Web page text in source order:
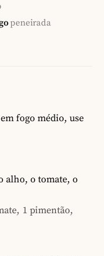
peneirada
fogo médio, use
alho, o tomate, o
1 pimentão,